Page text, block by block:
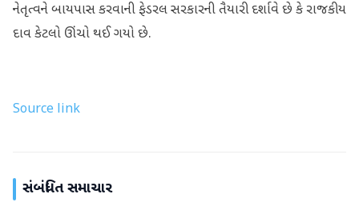
નેતૃત્વને બાયપાસ કરવાની ફેડરલ સરકારની તૈયારી દર્શાવે છે કે રાજકીય
દાવ કેટલો ઊંચો થઈ ગયો છે.
Source link
સંબંધિત સમાચાર